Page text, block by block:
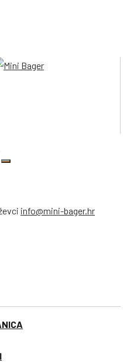
info@mini-bager.hr